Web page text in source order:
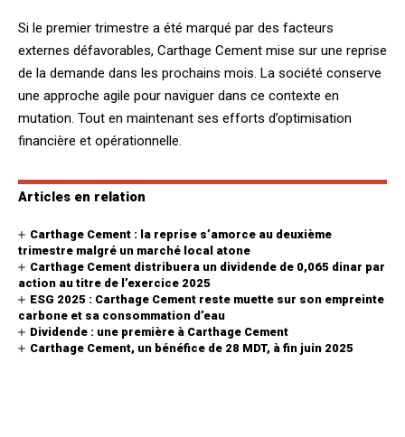
Si le premier trimestre a été marqué par des facteurs
externes défavorables, Carthage Cement mise sur une reprise
de la demande dans les prochains mois. La société conserve
une approche agile pour naviguer dans ce contexte en
mutation. Tout en maintenant ses efforts d’optimisation
financière et opérationnelle.
Articles en relation
Carthage Cement : la reprise s’amorce au deuxième
trimestre malgré un marché local atone
Carthage Cement distribuera un dividende de 0,065 dinar par
action au titre de l’exercice 2025
ESG 2025 : Carthage Cement reste muette sur son empreinte
carbone et sa consommation d’eau
Dividende : une première à Carthage Cement
Carthage Cement, un bénéfice de 28 MDT, à fin juin 2025